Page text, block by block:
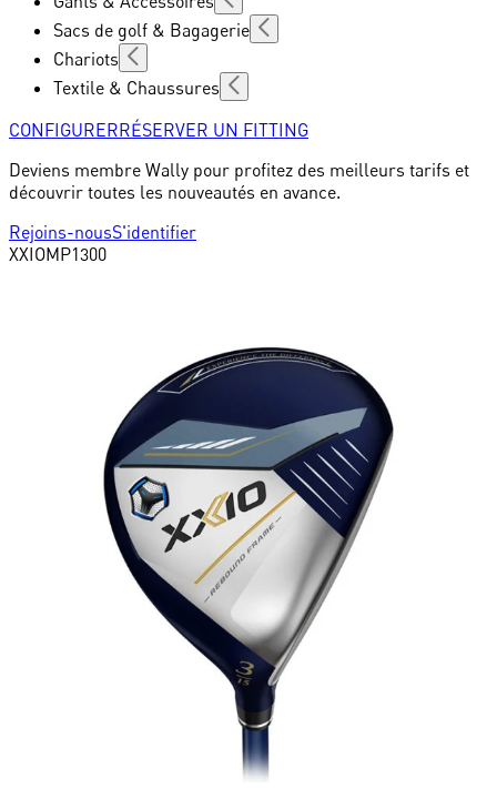
Sacs de golf & Bagagerie
Chariots
Textile & Chaussures
CONFIGURERRÉSERVER UN FITTING
Deviens membre Wally pour profitez des meilleurs tarifs et
découvrir toutes les nouveautés en avance.
Rejoins-nousS'identifier
XXIOMP1300